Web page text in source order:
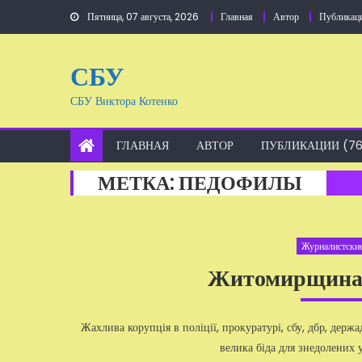
Пятница, 07 августа, 2026 Главная Автор
СБУ
СБУ Виктора Котенко
ГЛАВНАЯ АВТОР ПУБЛИКАЦИИ
МЕТКА:ПЕДОФИЛЫ
Житомирщина
Жахлива корупція в поліції, прокуратурі, сбу, дбр,
велика біда для